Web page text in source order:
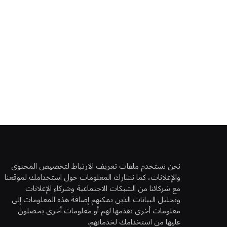
نحن نستخدم ملفات تعريف الارتباط لتخصيص المحتوى
والإعلانات، كما نشارك المعلومات حول استخدامك لموقعنا
مع شركائنا من الشبكات الاجتماعية وشركاء الإعلانات
وتحليل البيانات الذين يمكنهم إضافة هذه المعلومات إلى
معلومات أخرى تقدمها لهم أو معلومات أخرى يحصلون
عليها من استخدامك لخدماتهم.